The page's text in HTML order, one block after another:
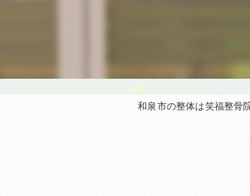
和泉市の整体は笑福整骨